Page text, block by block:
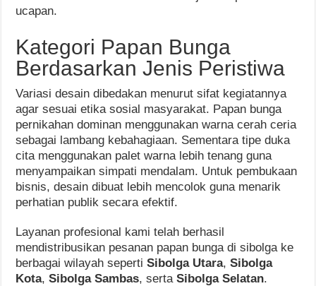
ucapan.
Kategori Papan Bunga
Berdasarkan Jenis Peristiwa
Variasi desain dibedakan menurut sifat kegiatannya
agar sesuai etika sosial masyarakat. Papan bunga
pernikahan dominan menggunakan warna cerah ceria
sebagai lambang kebahagiaan. Sementara tipe duka
cita menggunakan palet warna lebih tenang guna
menyampaikan simpati mendalam. Untuk pembukaan
bisnis, desain dibuat lebih mencolok guna menarik
perhatian publik secara efektif.
Layanan profesional kami telah berhasil
mendistribusikan pesanan papan bunga di sibolga ke
berbagai wilayah sepertiSibolga Utara,Sibolga
Kota,Sibolga Sambas, sertaSibolga Selatan.